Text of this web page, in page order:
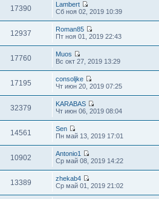
17390
Lambert
Сб ноя 02, 2019 10:39
12937
Roman85
Пт ноя 01, 2019 22:43
17760
Muos
Вс окт 27, 2019 13:29
17195
consoljke
Чт июн 20, 2019 07:25
32379
KARABAS
Чт июн 06, 2019 08:04
14561
Sen
Пн май 13, 2019 17:01
10902
Antonio1
Ср май 08, 2019 14:22
13389
zhekab4
Ср май 01, 2019 21:02